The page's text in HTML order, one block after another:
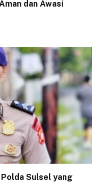
dan Awasi
Sulsel yang